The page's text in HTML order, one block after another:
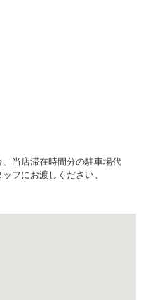
、当店滞在時間分の駐車場代
フにお渡しください。